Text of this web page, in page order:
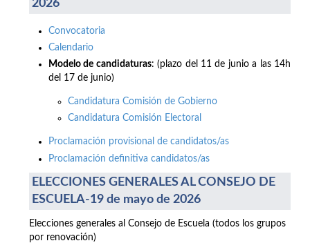
2026
Convocatoria
Calendario
Modelo de candidaturas: (plazo del 11 de junio a las 14h
del 17 de junio)
Candidatura Comisión de Gobierno
Candidatura Comisión Electoral
Proclamación provisional de candidatos/as
Proclamación definitiva candidatos/as
ELECCIONES GENERALES AL CONSEJO DE
ESCUELA-19 de mayo de 2026
Elecciones generales al Consejo de Escuela (todos los grupos
por renovación)